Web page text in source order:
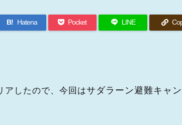
B! Hatena Pocket LINE
アしたので、今回はサダラーン避難キャ